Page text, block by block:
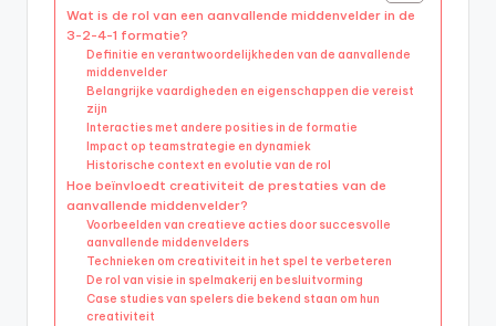
Wat is de rol van een aanvallende middenvelder in de
3-2-4-1 formatie?
Definitie en verantwoordelijkheden van de aanvallende
middenvelder
Belangrijke vaardigheden en eigenschappen die vereist
zijn
Interacties met andere posities in de formatie
Impact op teamstrategie en dynamiek
Historische context en evolutie van de rol
Hoe beïnvloedt creativiteit de prestaties van de
aanvallende middenvelder?
Voorbeelden van creatieve acties door succesvolle
aanvallende middenvelders
Technieken om creativiteit in het spel te verbeteren
De rol van visie in spelmakerij en besluitvorming
Case studies van spelers die bekend staan om hun
creativiteit